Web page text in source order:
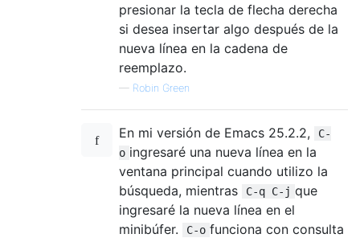
presionar la tecla de flecha derecha
si desea insertar algo después de la
nueva línea en la cadena de
reemplazo.
— Robin Green
En mi versión de Emacs 25.2.2,
C-
o ingresaré una nueva línea en la
ventana principal cuando utilizo la
búsqueda, mientras
C-q C-j que
ingresaré la nueva línea en el
minibúfer.
C-o funciona con consulta